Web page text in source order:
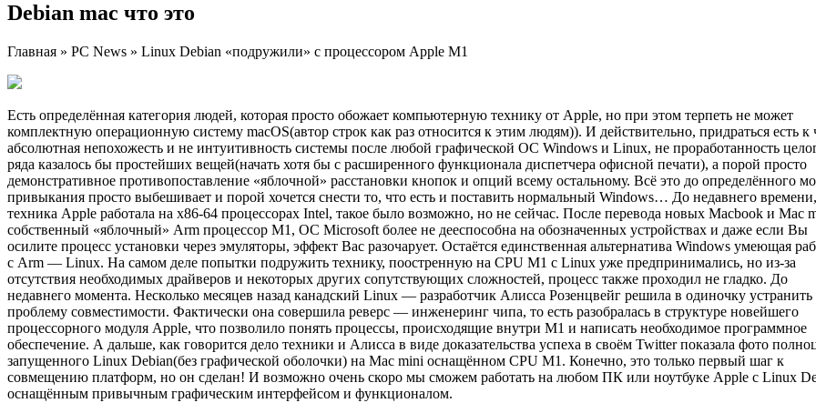
Debian mac что это
Главная » PC News » Linux Debian «подружили» с процессором Apple M1
Есть определённая категория людей, которая просто обожает компьютерную технику от Apple, но при этом терпеть не может
комплектную операционную систему macOS(автор строк как раз относится к этим людям)). И действительно, придраться есть к
абсолютная непохожесть и не интуитивность системы после любой графической ОС Windows и Linux, не проработанность
ряда казалось бы простейших вещей(начать хотя бы с расширенного функционала диспетчера офисной печати), а порой просто
демонстративное противопоставление «яблочной» расстановки кнопок и опций всему остальному. Всё это до определённого
привыкания просто выбешивает и порой хочется снести то, что есть и поставить нормальный Windows… До недавнего
техника Apple работала на x86-64 процессорах Intel, такое было возможно, но не сейчас. После перевода новых Macbook и Mac
собственный «яблочный» Arm процессор M1, ОС Microsoft более не дееспособна на обозначенных устройствах и даже если Вы
осилите процесс установки через эмуляторы, эффект Вас разочарует. Остаётся единственная альтернатива Windows умеющая
с Arm — Linux. На самом деле попытки подружить технику, поостренную на CPU M1 с Linux уже предпринимались, но из-за
отсутствия необходимых драйверов и некоторых других сопутствующих сложностей, процесс также проходил не гладко. До
недавнего момента. Несколько месяцев назад канадский Linux — разработчик Алисса Розенцвейг решила в одиночку устранить
проблему совместимости. Фактически она совершила реверс — инженеринг чипа, то есть разобралась в структуре новейшего
процессорного модуля Apple, что позволило понять процессы, происходящие внутри M1 и написать необходимое программное
обеспечение. А дальше, как говорится дело техники и Алисса в виде доказательства успеха в своём Twitter показала фото
запущенного Linux Debian(без графической оболочки) на Mac mini оснащённом CPU M1. Конечно, это только первый шаг к
совмещению платформ, но он сделан! И возможно очень скоро мы сможем работать на любом ПК или ноутбуке Apple с Linux
оснащённым привычным графическим интерфейсом и функционалом.